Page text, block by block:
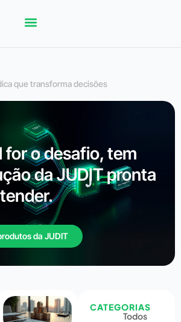
que transforma decisões
for o desafio, tem
da JUDIT pronta
da JUDIT
CATEGORIAS
Todos